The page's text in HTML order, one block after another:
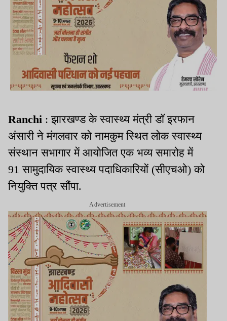
Ranchi : झारखण्ड के स्वास्थ्य मंत्री डॉ इरफान
अंसारी ने मंगलवार को नामकुम स्थित लोक स्वास्थ्य
संस्थान सभागार में आयोजित एक भव्य समारोह में
91 सामुदायिक स्वास्थ्य पदाधिकारियों (सीएचओ) को
नियुक्ति पत्र सौंपा.
Advertisement